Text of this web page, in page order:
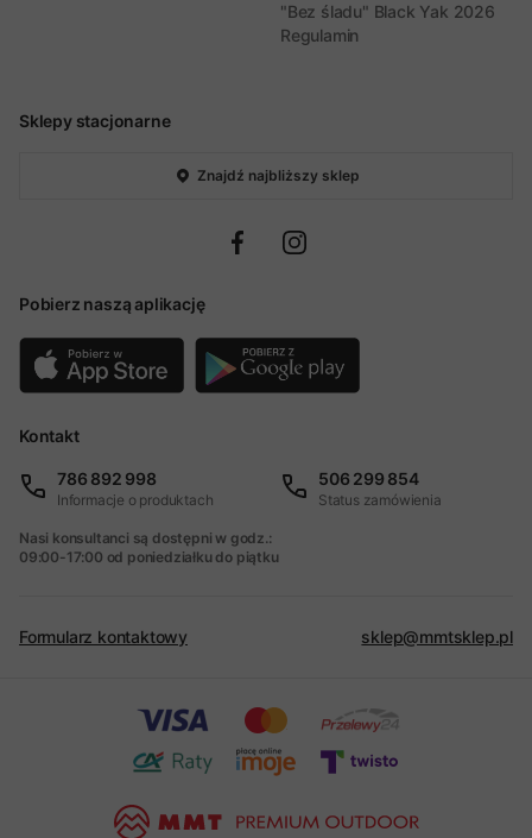
Sklepy stacjonarne
Znajdź najbliższy sklep
Pobierz naszą aplikację
"Bez śladu" Black Yak 2026
Regulamin
Kontakt
786 892 998
Informacje o produktach
506 299 854
Status zamówienia
Nasi konsultanci są dostępni w godz.:
09:00-17:00 od poniedziałku do piątku
Formularz kontaktowy sklep@mmtsklep.pl